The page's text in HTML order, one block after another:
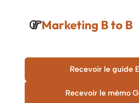
Marketing B to B
Recevoir le guide
Recevoir le mémo